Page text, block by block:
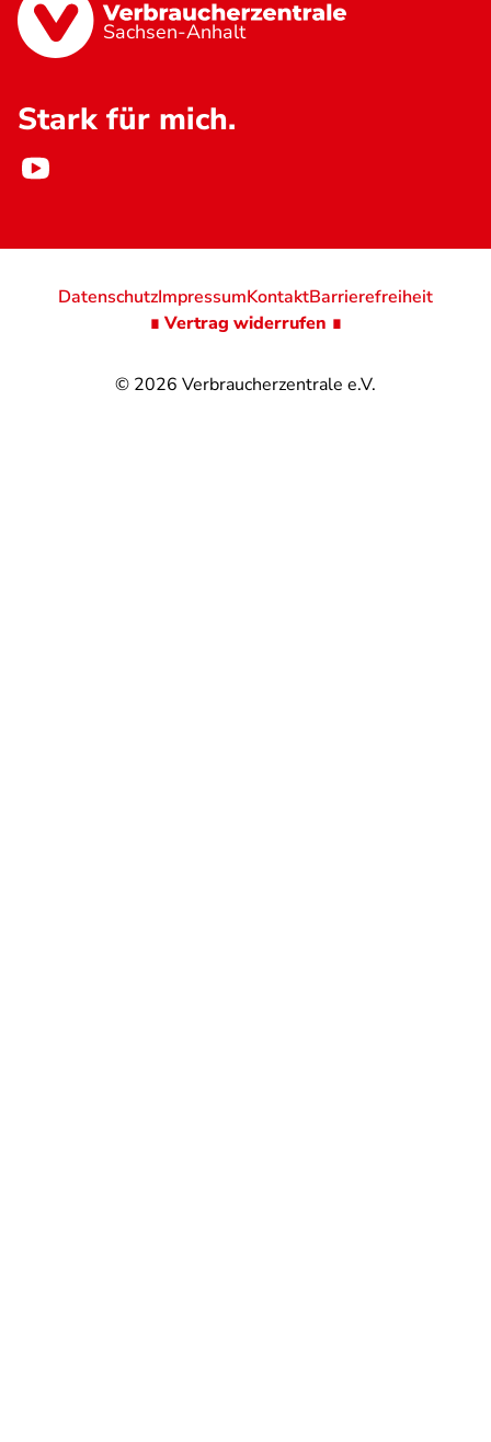
Sachsen-Anhalt
Stark für mich.
© 2026 Verbraucherzentrale e.V.
DatenschutzImpressumKontaktBarrierefreiheit
∎ Vertrag widerrufen ∎